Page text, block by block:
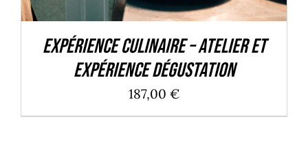
Expérience culinaire – Atelier et
expérience dégustation
187,00 €